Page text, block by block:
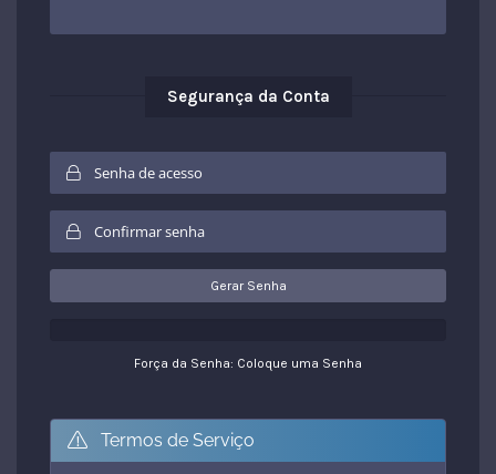
Segurança da Conta
Gerar Senha
Força da Senha: Coloque uma Senha
Termos de Serviço